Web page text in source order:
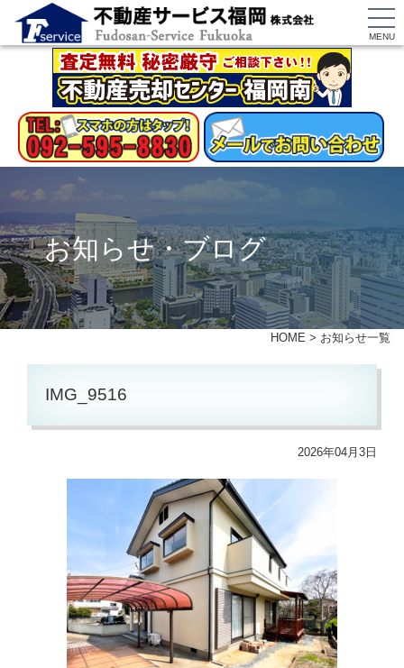
MENU
お知らせ・ブログ
HOME > お知らせ一覧
IMG_9516
2026年04月3日